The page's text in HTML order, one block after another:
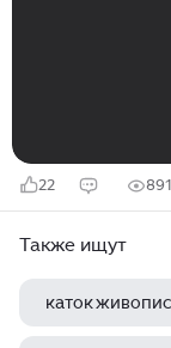
22 891
Также ищут
каток